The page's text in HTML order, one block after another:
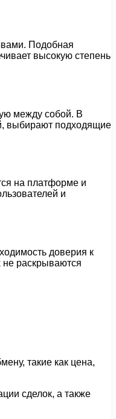
Подобная
высокую степень
между собой. В
выбирают подходящие
на платформе и
и
доверия к
не раскрываются
такие как цена,
сделок, а также